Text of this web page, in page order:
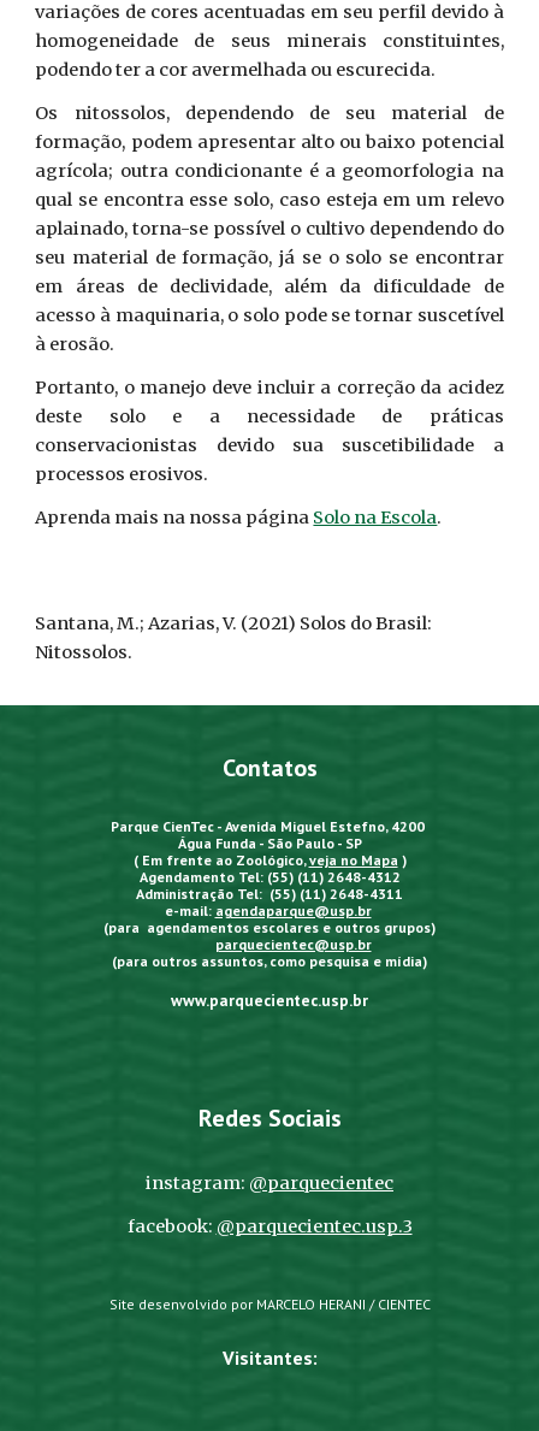
variações de cores acentuadas em seu perfil devido à
homogeneidade de seus minerais constituintes,
podendo ter a cor avermelhada ou escurecida.
Os nitossolos, dependendo de seu material de
formação, podem apresentar alto ou baixo potencial
agrícola; outra condicionante é a geomorfologia na
qual se encontra esse solo, caso esteja em um relevo
aplainado, torna-se possível o cultivo dependendo do
seu material de formação, já se o solo se encontrar
em áreas de declividade, além da dificuldade de
acesso à maquinaria, o solo pode se tornar suscetível
à erosão.
Portanto, o manejo deve incluir a correção da acidez
deste solo e a necessidade de práticas
conservacionistas devido sua suscetibilidade a
processos erosivos.
Aprenda mais na nossa página Solo na Escola.
Santana, M.; Azarias, V. (2021) Solos do Brasil:
Nitossolos.
Contatos
Parque CienTec - Avenida Miguel Estefno, 4200
Água Funda - São Paulo - SP
( Em frente ao Zoológico,veja no Mapa )
Agendamento Tel: (55) (11) 2648-4312
Administração Tel: (55) (11) 2648-4311
e-mail: agendaparque@usp.br
(para agendamentos escolares e outros grupos)
parquecientec@usp.br
(para outros assuntos, como pesquisa e mídia)
www.parquecientec.usp.br
Redes Sociais
instagram: @parquecientec
facebook: @parquecientec.usp.3
Site desenvolvido por MARCELO HERANI / CIENTEC
Visitantes: